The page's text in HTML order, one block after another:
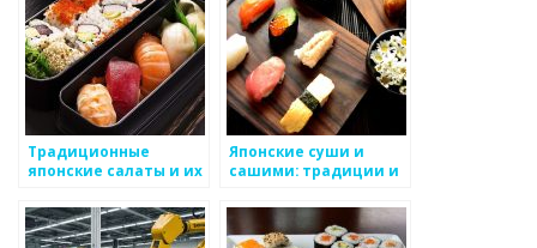
Традиционные
японские салаты и их
Японские суши и
сашими: традиции и